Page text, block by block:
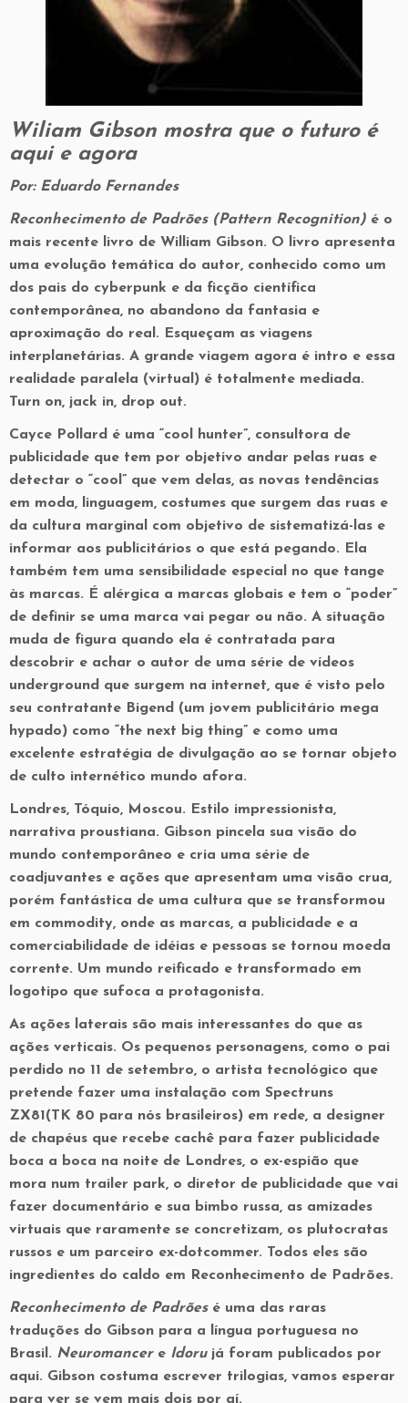
Wiliam Gibson mostra que o futuro é
aqui e agora
Por: Eduardo Fernandes
Reconhecimento de Padrões (Pattern Recognition) é o
mais recente livro de William Gibson. O livro apresenta
uma evolução temática do autor, conhecido como um
dos pais do cyberpunk e da ficção científica
contemporânea, no abandono da fantasia e
aproximação do real. Esqueçam as viagens
interplanetárias. A grande viagem agora é intro e essa
realidade paralela (virtual) é totalmente mediada.
Turn on, jack in, drop out.
Cayce Pollard é uma “cool hunter”, consultora de
publicidade que tem por objetivo andar pelas ruas e
detectar o “cool” que vem delas, as novas tendências
em moda, linguagem, costumes que surgem das ruas e
da cultura marginal com objetivo de sistematizá-las e
informar aos publicitários o que está pegando. Ela
também tem uma sensibilidade especial no que tange
às marcas. É alérgica a marcas globais e tem o “poder”
de definir se uma marca vai pegar ou não. A situação
muda de figura quando ela é contratada para
descobrir e achar o autor de uma série de vídeos
underground que surgem na internet, que é visto pelo
seu contratante Bigend (um jovem publicitário mega
hypado) como “the next big thing” e como uma
excelente estratégia de divulgação ao se tornar objeto
de culto internético mundo afora.
Londres, Tóquio, Moscou. Estilo impressionista,
narrativa proustiana. Gibson pincela sua visão do
mundo contemporâneo e cria uma série de
coadjuvantes e ações que apresentam uma visão crua,
porém fantástica de uma cultura que se transformou
em commodity, onde as marcas, a publicidade e a
comerciabilidade de idéias e pessoas se tornou moeda
corrente. Um mundo reificado e transformado em
logotipo que sufoca a protagonista.
As ações laterais são mais interessantes do que as
ações verticais. Os pequenos personagens, como o pai
perdido no 11 de setembro, o artista tecnológico que
pretende fazer uma instalação com Spectruns
ZX81(TK 80 para nós brasileiros) em rede, a designer
de chapéus que recebe cachê para fazer publicidade
boca a boca na noite de Londres, o ex-espião que
mora num trailer park, o diretor de publicidade que vai
fazer documentário e sua bimbo russa, as amizades
virtuais que raramente se concretizam, os plutocratas
russos e um parceiro ex-dotcommer. Todos eles são
ingredientes do caldo em Reconhecimento de Padrões.
Reconhecimento de Padrõesé uma das raras
traduções do Gibson para a língua portuguesa no
Brasil. Neuromancer e Idorujá foram publicados por
aqui. Gibson costuma escrever trilogias, vamos esperar
para ver se vem mais dois por aí.